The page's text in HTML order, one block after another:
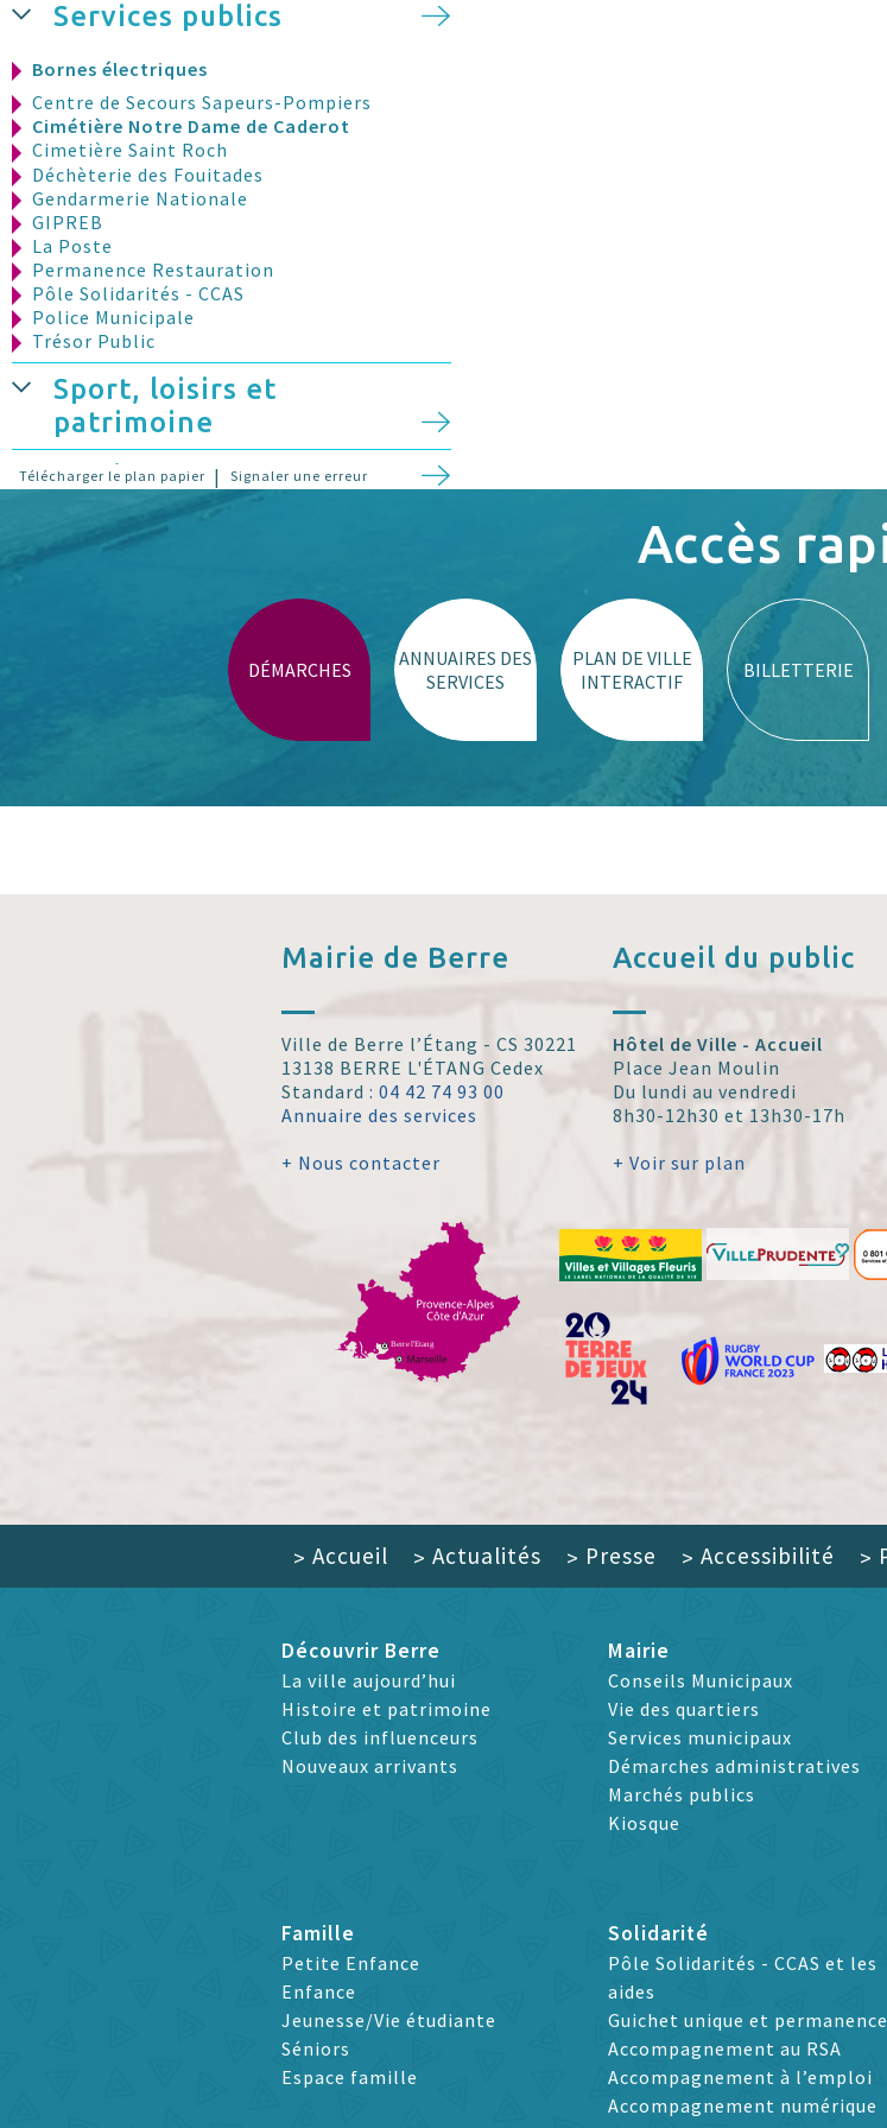
Services publics
Bornes électriques
Centre de Secours Sapeurs-Pompiers
Cimétière Notre Dame de Caderot
Cimetière Saint Roch
Déchèterie des Fouitades
Gendarmerie Nationale
GIPREB
La Poste
Permanence Restauration
Pôle Solidarités - CCAS
Police Municipale
Trésor Public
Sport, loisirs et
patrimoine
Stationnement
Trouver un lieu
Télécharger le plan papier | Signaler une erreur
Accès
DÉMARCHES
ANNUAIRES DES
SERVICES
PLAN DE VILLE
INTERACTIF
BILLETTERIE
Mairie de Berre
Ville de Berre l’Étang - CS 30221
13138 BERRE L'ÉTANG Cedex
Standard :04 42 74 93 00
Annuaire des services
+ Nous contacter
Accueil du public
Hôtel de Ville - Accueil
Place Jean Moulin
Du lundi au vendredi
8h30-12h30 et 13h30-17h
+ Voir sur plan
> Accueil > Actualités > Presse > Accessibilité >
Découvrir Berre
La ville aujourd’hui
Histoire et patrimoine
Club des influenceurs
Nouveaux arrivants
Mairie
Conseils Municipaux
Vie des quartiers
Services municipaux
Démarches administratives
Marchés publics
Kiosque
Famille
Petite Enfance
Enfance
Jeunesse/Vie étudiante
Séniors
Espace famille
Solidarité
Pôle Solidarités - CCAS et les
aides
Guichet unique et
Accompagnement au RSA
Accompagnement à l’emploi
Accompagnement numérique